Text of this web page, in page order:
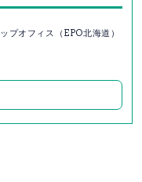
プオフィス（EPO北海道）